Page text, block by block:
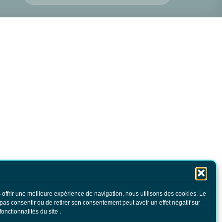
offrir une meilleure expérience de navigation, nous utilisons des cookies. Le
consentir ou de retirer son consentement peut avoir un effet négatif sur
du site .